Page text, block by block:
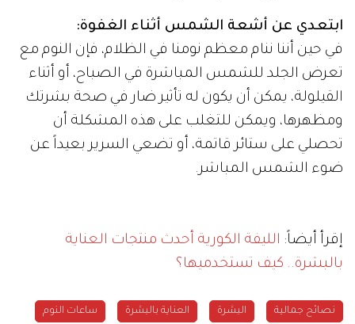
ابتعدي عن أشعة الشمس أثناء الغفوة:
في حين أننا ننام معظم نومنا في الظلام، فإن النوم مع
تعرض الجلد للشمس المباشرة في الصباح، أو أثناء
القيلولة، يمكن أن يكون له تأثير ضار في صحة بشرتك
ومظهرها، ويمكن للتغلب على هذه المشكلة أن
تحصلي على ستائر قاتمة، أو تضعي السرير بعيداً عن
ضوء الشمس المباشر.
إقرأ أيضاً: الليفة الكورية أحدث منتجات العناية
بالبشرة.. كيف تستخدميها؟
نصائح جمالية البشرة العناية بالبشرة ساعات النوم